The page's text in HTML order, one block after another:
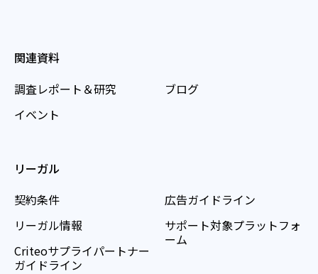
関連資料
調査レポート＆研究
イベント
ブログ
リーガル
契約条件
リーガル情報
Criteoサプライパートナー
ガイドライン
広告ガイドライン
サポート対象プラットフォ
ーム